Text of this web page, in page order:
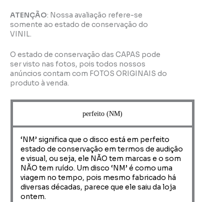
ATENÇÃO: Nossa avaliação refere-se
somente ao estado de conservação do
VINIL.
O estado de conservação das CAPAS pode
ser visto nas fotos, pois todos nossos
anúncios contam com FOTOS ORIGINAIS do
produto à venda.
perfeito (NM)
‘NM’ significa que o disco está em perfeito
estado de conservação em termos de audição
e visual, ou seja, ele NÃO tem marcas e o som
NÃO tem ruído. Um disco ‘NM’ é como uma
viagem no tempo, pois mesmo fabricado há
diversas décadas, parece que ele saiu da loja
ontem.